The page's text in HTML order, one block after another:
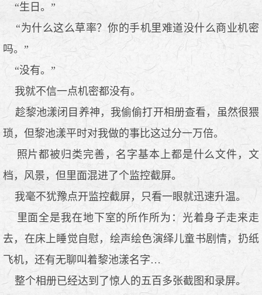
“生日。”
“为什么这么草率？你的手机里难道没什么商业机密
吗。”
“没有。”
我就不信一点机密都没有。
趁黎池漾闭目养神，我偷偷打开相册查看，虽然很猥
琐，但黎池漾平时对我做的事比这过分一万倍。
照片都被归类完善，名字基本上都是什么文件，文
档，风景，但里面混进了个监控截屏。
我毫不犹豫点开监控截屏，只看一眼就迅速升温。
里面全是我在地下室的所作所为：光着身子走来走
去，在床上睡觉自慰，绘声绘色演绎儿童书剧情，扔纸
飞机，还有无聊叫着黎池漾名字…
整个相册已经达到了惊人的五百多张截图和录屏。